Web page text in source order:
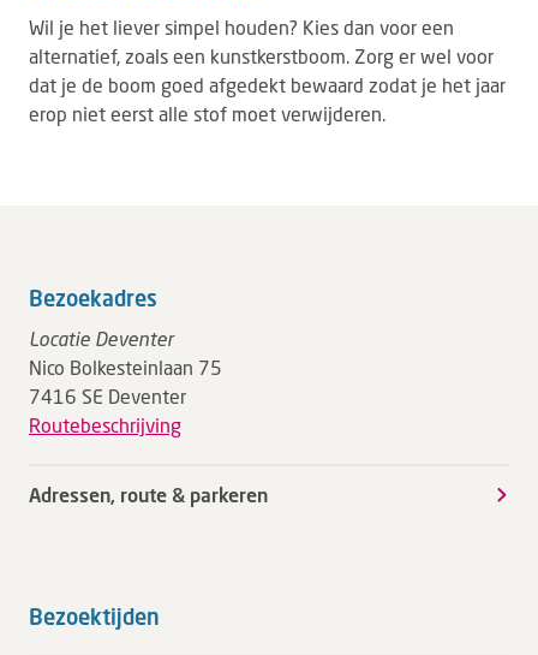
Wil je het liever simpel houden? Kies dan voor een
alternatief, zoals een kunstkerstboom. Zorg er wel voor
dat je de boom goed afgedekt bewaard zodat je het jaar
erop niet eerst alle stof moet verwijderen.
Bezoekadres
Locatie Deventer
Nico Bolkesteinlaan 75
7416 SE Deventer
Routebeschrijving
Adressen, route & parkeren
Bezoektijden